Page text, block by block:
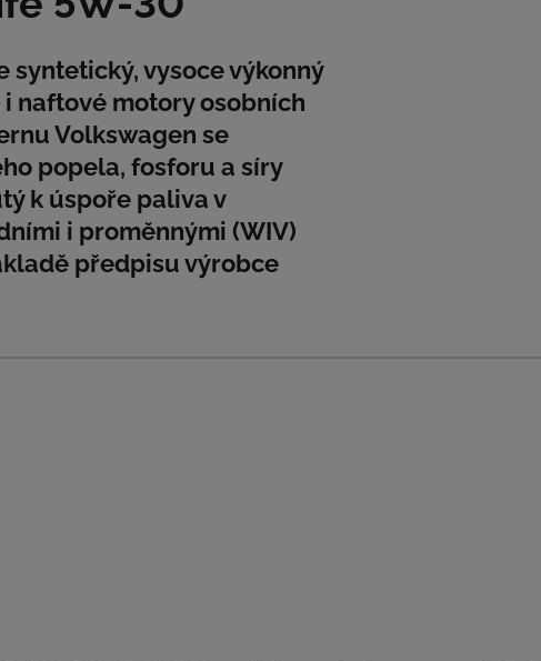
syntetický, vysoce výkonný
naftové motory osobních
Volkswagen se
popela, fosforu a síry
k úspoře paliva v
i proměnnými (WIV)
předpisu výrobce